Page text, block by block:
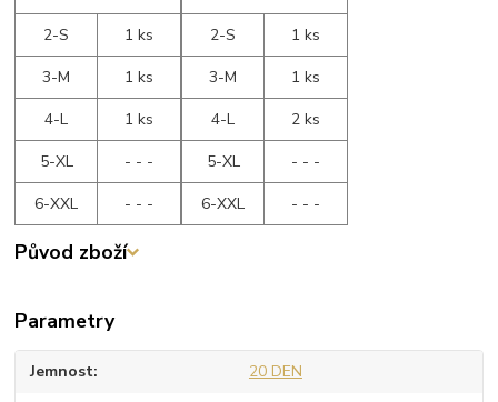
2-S
1 ks
3-M
1 ks
4-L
1 ks
5-XL
- - -
6-XXL
- - -
2-S
1 ks
3-M
1 ks
4-L
2 ks
5-XL
- - -
6-XXL
- - -
Původ zboží
Parametry
Jemnost 20 DEN